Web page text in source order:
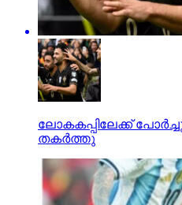
ലോകകപ്പിലേക്ക്
തകര്‍ത്തു